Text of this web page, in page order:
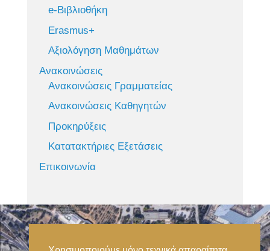
e-Βιβλιοθήκη
Erasmus+
Αξιολόγηση Μαθημάτων
Ανακοινώσεις
Ανακοινώσεις Γραμματείας
Ανακοινώσεις Καθηγητών
Προκηρύξεις
Κατατακτήριες Εξετάσεις
Επικοινωνία